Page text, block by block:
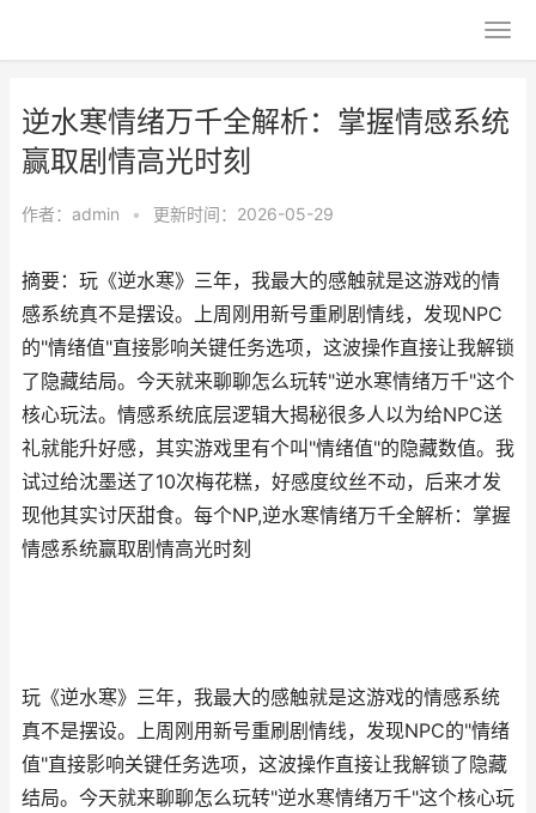
逆水寒情绪万千全解析：掌握情感系统
赢取剧情高光时刻
作者： admin • 更新时间：2026-05-29
摘要：玩《逆水寒》三年，我最大的感触就是这游戏的情
感系统真不是摆设。上周刚用新号重刷剧情线，发现NPC
的"情绪值"直接影响关键任务选项，这波操作直接让我解锁
了隐藏结局。今天就来聊聊怎么玩转"逆水寒情绪万千"这个
核心玩法。情感系统底层逻辑大揭秘很多人以为给NPC送
礼就能升好感，其实游戏里有个叫"情绪值"的隐藏数值。我
试过给沈墨送了10次梅花糕，好感度纹丝不动，后来才发
现他其实讨厌甜食。每个NP,逆水寒情绪万千全解析：掌握
情感系统赢取剧情高光时刻
玩《逆水寒》三年，我最大的感触就是这游戏的情感系统
真不是摆设。上周刚用新号重刷剧情线，发现NPC的"情绪
值"直接影响关键任务选项，这波操作直接让我解锁了隐藏
结局。今天就来聊聊怎么玩转"逆水寒情绪万千"这个核心玩